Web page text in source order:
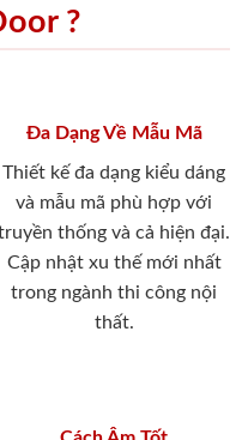
?
Đa Dạng Về Mẫu Mã
Thiết kế đa dạng kiểu dáng
và mẫu mã phù hợp với
thống và cả hiện đại.
Cập nhật xu thế mới nhất
trong ngành thi công nội
thất.